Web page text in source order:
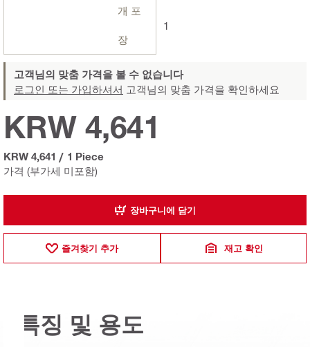
개 포
장
1
고객님의 맞춤 가격을 볼 수 없습니다
로그인 또는 가입하셔서 고객님의 맞춤 가격을 확인하세요
가격 (부가세 미포함)
KRW 4,641
KRW 4,641 / 1 Piece
장바구니에 담기
즐겨찾기 추가 재고 확인
특징 및 용도